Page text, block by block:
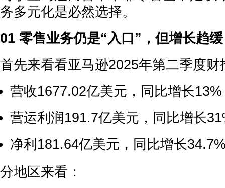
务多元化是必然选择。
01 零售业务仍是“入口”，但增长趋缓
首先来看看亚马逊2025年第二季度财
营收1677.02亿美元，同比增长13%
营运利润191.7亿美元，同比增长
净利181.64亿美元，同比增长
分地区来看：